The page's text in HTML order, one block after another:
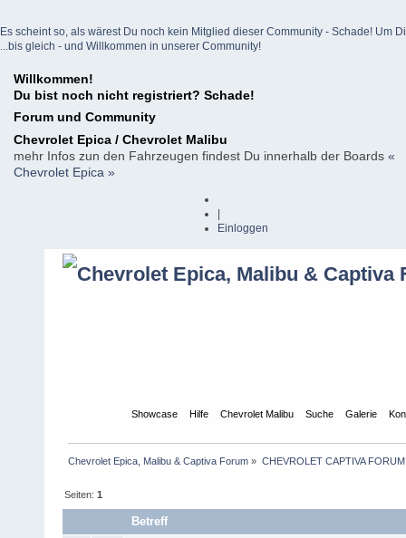
Es scheint so, als wärest Du noch kein Mitglied dieser Community - Schade! Um
...bis gleich - und Willkommen in unserer Community!
Willkommen!
Du bist noch nicht registriert? Schade!
Forum und Community
Chevrolet Epica / Chevrolet Malibu
mehr Infos zun den Fahrzeugen findest Du innerhalb der Boards «
Chevrolet Epica »
Einloggen
Showcase Hilfe Chevrolet Malibu Suche Galerie
Chevrolet Epica, Malibu & Captiva Forum » CHEVROLET CAPTIVA FORUM
Seiten:1
Betreff